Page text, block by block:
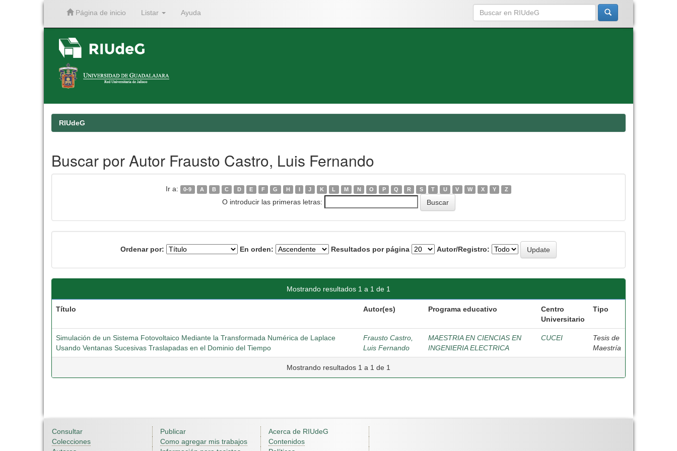
Página de inicio Listar Ayuda
RIUdeG
Buscar por Autor Frausto Castro, Luis Fernando
Ir a: 0-9 A B C D E F G H I J K L M N O P Q R S T U V W X Y Z
O introducir las primeras letras:
Ordenar por: En orden: Resultados por página Autor/Registro:
Mostrando resultados 1 a 1 de 1
Título Autor(es) Programa educativo
Centro
Universitario
Tipo
Simulación de un Sistema Fotovoltaico Mediante la Transformada Numérica de Laplace
Usando Ventanas Sucesivas Traslapadas en el Dominio del Tiempo
Frausto Castro,
Luis Fernando
MAESTRIA EN CIENCIAS EN
INGENIERIA ELECTRICA
CUCEI
Tesis de
Maestría
Mostrando resultados 1 a 1 de 1
Consultar
Colecciones
Publicar
Como agregar mis trabajos
Acerca de RIUdeG
Contenidos